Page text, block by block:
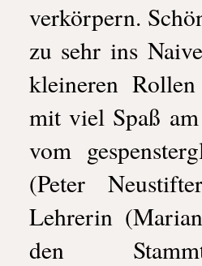
verkörpern.
zu sehr ins
kleineren
mit viel Spaß
vom
(Peter
Lehrerin
den